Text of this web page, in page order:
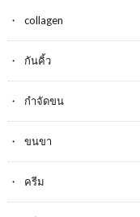
collagen
กันคิ้ว
กำจัดขน
ขนขา
ครีม